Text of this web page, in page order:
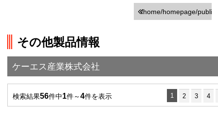
/home/homepage/
その他製品情報
ケーエス産業株式会社
検索結果56件中1件～4件を表示 1 2 3 4